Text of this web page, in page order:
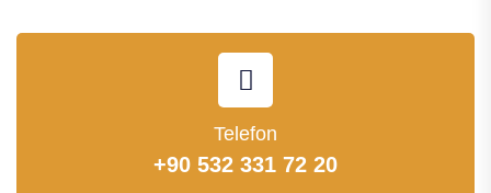
Telefon
+90 532 331 72 20